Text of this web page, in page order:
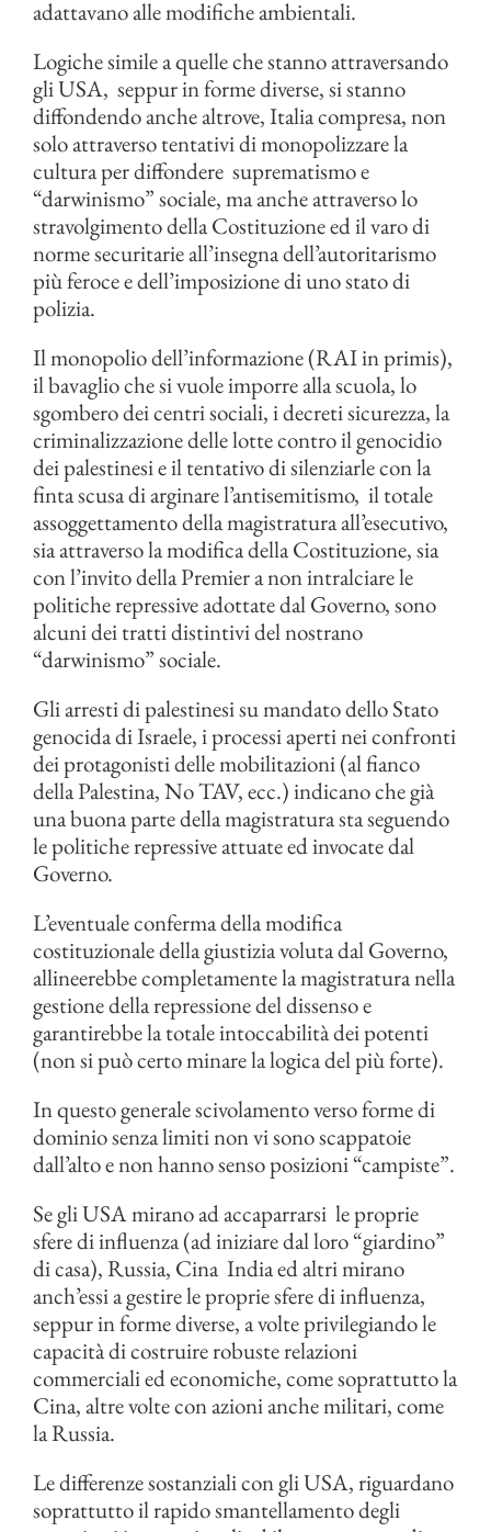
adattavano alle modifiche ambientali.
Logiche simile a quelle che stanno attraversando
gli USA, seppur in forme diverse, si stanno
diffondendo anche altrove, Italia compresa, non
solo attraverso tentativi di monopolizzare la
cultura per diffondere suprematismo e
“darwinismo” sociale, ma anche attraverso lo
stravolgimento della Costituzione ed il varo di
norme securitarie all’insegna dell’autoritarismo
più feroce e dell’imposizione di uno stato di
polizia.
Il monopolio dell’informazione (RAI in primis),
il bavaglio che si vuole imporre alla scuola, lo
sgombero dei centri sociali, i decreti sicurezza, la
criminalizzazione delle lotte contro il genocidio
dei palestinesi e il tentativo di silenziarle con la
finta scusa di arginare l’antisemitismo, il totale
assoggettamento della magistratura all’esecutivo,
sia attraverso la modifica della Costituzione, sia
con l’invito della Premier a non intralciare le
politiche repressive adottate dal Governo, sono
alcuni dei tratti distintivi del nostrano
“darwinismo” sociale.
Gli arresti di palestinesi su mandato dello Stato
genocida di Israele, i processi aperti nei confronti
dei protagonisti delle mobilitazioni (al fianco
della Palestina, No TAV, ecc.) indicano che già
una buona parte della magistratura sta seguendo
le politiche repressive attuate ed invocate dal
Governo.
L’eventuale conferma della modifica
costituzionale della giustizia voluta dal Governo,
allineerebbe completamente la magistratura nella
gestione della repressione del dissenso e
garantirebbe la totale intoccabilità dei potenti
(non si può certo minare la logica del più forte).
In questo generale scivolamento verso forme di
dominio senza limiti non vi sono scappatoie
dall’alto e non hanno senso posizioni “campiste”.
Se gli USA mirano ad accaparrarsi le proprie
sfere di influenza (ad iniziare dal loro “giardino”
di casa), Russia, Cina India ed altri mirano
anch’essi a gestire le proprie sfere di influenza,
seppur in forme diverse, a volte privilegiando le
capacità di costruire robuste relazioni
commerciali ed economiche, come soprattutto la
Cina, altre volte con azioni anche militari, come
la Russia.
Le differenze sostanziali con gli USA, riguardano
soprattutto il rapido smantellamento degli